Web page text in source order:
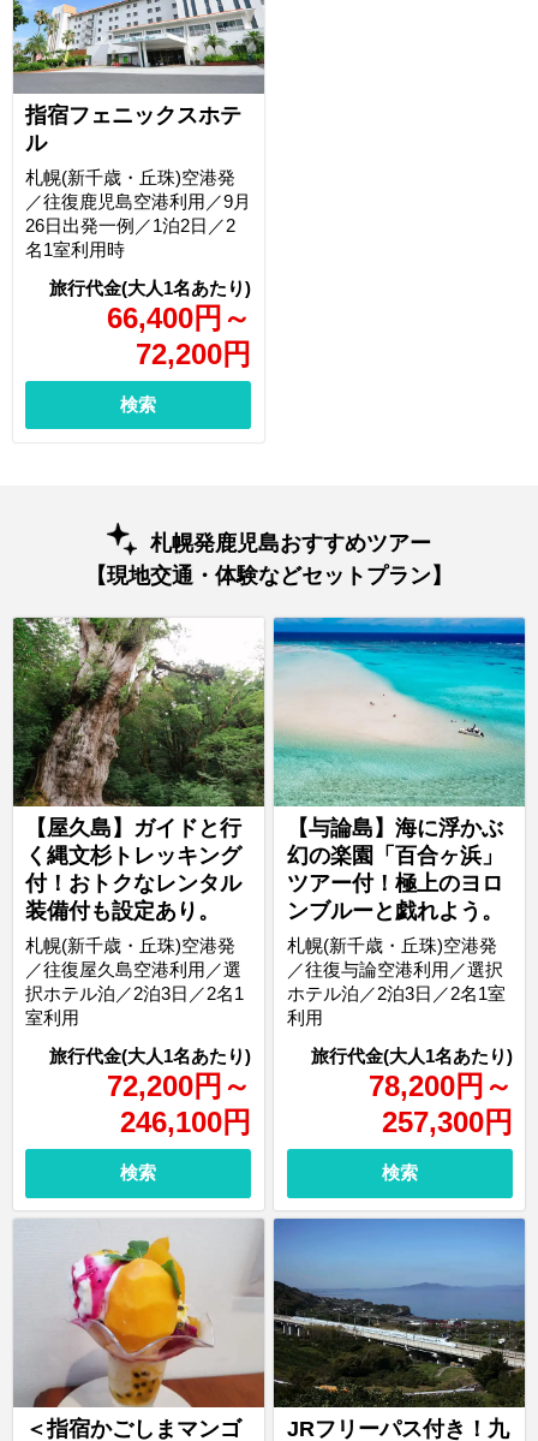
指宿フェニックスホテ
ル
66,400円 ～
72,200円
札幌(新千歳・丘珠)空港発
／往復鹿児島空港利用／9月
26日出発一例／1泊2日／2
名1室利用時
検索
札幌発鹿児島おすすめツアー
【現地交通・体験などセットプラン】
【屋久島】ガイドと行
く縄文杉トレッキング
付！おトクなレンタル
装備付も設定あり。
72,200円 ～
246,100円
札幌(新千歳・丘珠)空港発
／往復屋久島空港利用／選
択ホテル泊／2泊3日／2名1
室利用
検索
【与論島】海に浮かぶ
幻の楽園「百合ヶ浜」
ツアー付！極上のヨロ
ンブルーと戯れよう。
78,200円 ～
257,300円
札幌(新千歳・丘珠)空港発
／往復与論空港利用／選択
ホテル泊／2泊3日／2名1室
利用
検索
＜指宿かごしまマンゴ
JRフリーパス付き！九